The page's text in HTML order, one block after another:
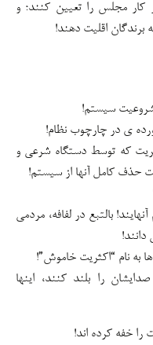
کار مجلس را تعیین کنند؛ و
اقلیت دهند!
سیستم!
ی در چارچوب نظام!
که توسط دستگاه شرعی و
حذف کامل آنها از سیستم!
بالتبع در لفافه، مردمی
دانند!
به نام “اکثریت خاموش”!
را بلند کنند، اینها
را خفه کرده اند!